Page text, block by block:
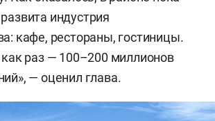
индустрия
кафе, рестораны, гостиницы.
раз — 100–200 миллионов
— оценил глава.